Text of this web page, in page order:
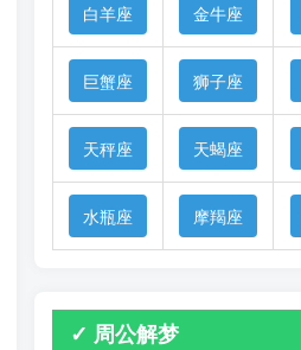
白羊座 金牛座
巨蟹座 狮子座
天秤座 天蝎座
水瓶座 摩羯座
✓ 周公解梦